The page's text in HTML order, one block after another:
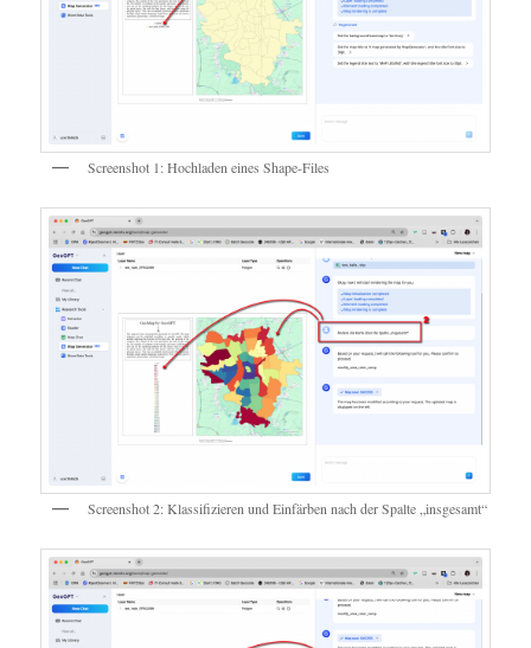
Screenshot 1: Hochladen eines Shape-Files
Screenshot 2: Klassifizieren und Einfärben nach der Spalte „insgesamt“